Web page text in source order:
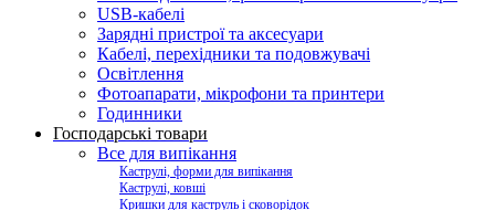
USB-кабелі
Зарядні пристрої та аксесуари
Кабелі, перехідники та подовжувачі
Освітлення
Фотоапарати, мікрофони та принтери
Годинники
Господарські товари
Все для випікання
Каструлі, форми для випікання
Каструлі, ковші
Кришки для каструль і сковорідок